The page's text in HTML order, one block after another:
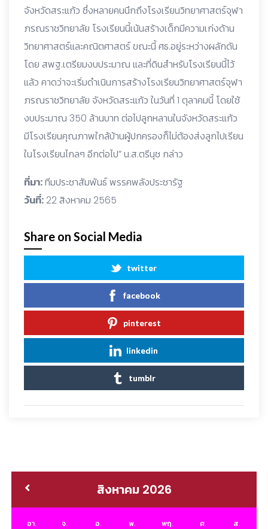
จังหวัดสระแก้ว ซึ่งหลายคนนึกถึงโรงเรียนวิทยาศาสตร์จุฬา
ภรณราชวิทยาลัย โรงเรียนนี้เน้นสร้างเด็กมีความเก่งด้าน
วิทยาศาสตร์และคณิตศาสตร์ ขณะนี้ ศธ.อยู่ระหว่างผลักดัน
โดย สพฐ.เตรียมงบประมาณ และที่ดินสำหรับโรงเรียนนี้ไว้
แล้ว คาดว่าจะเริ่มดำเนินการสร้างโรงเรียนวิทยาศาสตร์จุฬา
ภรณราชวิทยาลัย จังหวัดสระแก้ว ในวันที่ 1 ตุลาคมนี้ โดยใช้
งบประมาณ 350 ล้านบาท ต่อไปลูกหลานในจังหวัดสระแก้ว
มีโรงเรียนคุณภาพใกล้บ้านผู้ปกครองก็ไม่ต้องส่งลูกไปเรียน
ในโรงเรียนไกลๆ อีกต่อไป” น.ส.ตรีนุช กล่าว
ที่มา:ทีมประชาสัมพันธ์ พรรคพลังประชารัฐ
วันที่: 22 สิงหาคม 2565
Share on Social Media
twitter
facebook
pinterest
linkedin
tumblr
สิงหาคม 2026
อา. จ. อ. พ. พฤ. ศ. ส.